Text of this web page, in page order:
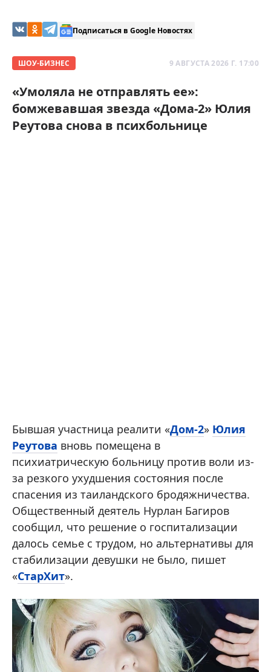
Подписаться в Google Новостях
ШОУ-БИЗНЕС 9 АВГУСТА 2026 Г. 17:00
«Умоляла не отправлять ее»:
бомжевавшая звезда «Дома-2» Юлия
Реутова снова в психбольнице
Бывшая участница реалити «Дом-2» Юлия
Реутова вновь помещена в
психиатрическую больницу против воли из-
за резкого ухудшения состояния после
спасения из таиландского бродяжничества.
Общественный деятель Нурлан Багиров
сообщил, что решение о госпитализации
далось семье с трудом, но альтернативы для
стабилизации девушки не было, пишет
«СтарХит».